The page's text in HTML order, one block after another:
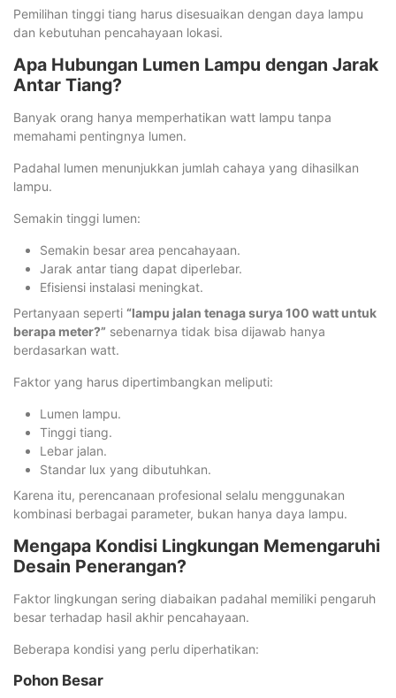
Pemilihan tinggi tiang harus disesuaikan dengan daya lampu
dan kebutuhan pencahayaan lokasi.
Apa Hubungan Lumen Lampu dengan Jarak
Antar Tiang?
Banyak orang hanya memperhatikan watt lampu tanpa
memahami pentingnya lumen.
Padahal lumen menunjukkan jumlah cahaya yang dihasilkan
lampu.
Semakin tinggi lumen:
Semakin besar area pencahayaan.
Jarak antar tiang dapat diperlebar.
Efisiensi instalasi meningkat.
Pertanyaan seperti “lampu jalan tenaga surya 100 watt untuk
berapa meter?” sebenarnya tidak bisa dijawab hanya
berdasarkan watt.
Faktor yang harus dipertimbangkan meliputi:
Lumen lampu.
Tinggi tiang.
Lebar jalan.
Standar lux yang dibutuhkan.
Karena itu, perencanaan profesional selalu menggunakan
kombinasi berbagai parameter, bukan hanya daya lampu.
Mengapa Kondisi Lingkungan Memengaruhi
Desain Penerangan?
Faktor lingkungan sering diabaikan padahal memiliki pengaruh
besar terhadap hasil akhir pencahayaan.
Beberapa kondisi yang perlu diperhatikan:
Pohon Besar